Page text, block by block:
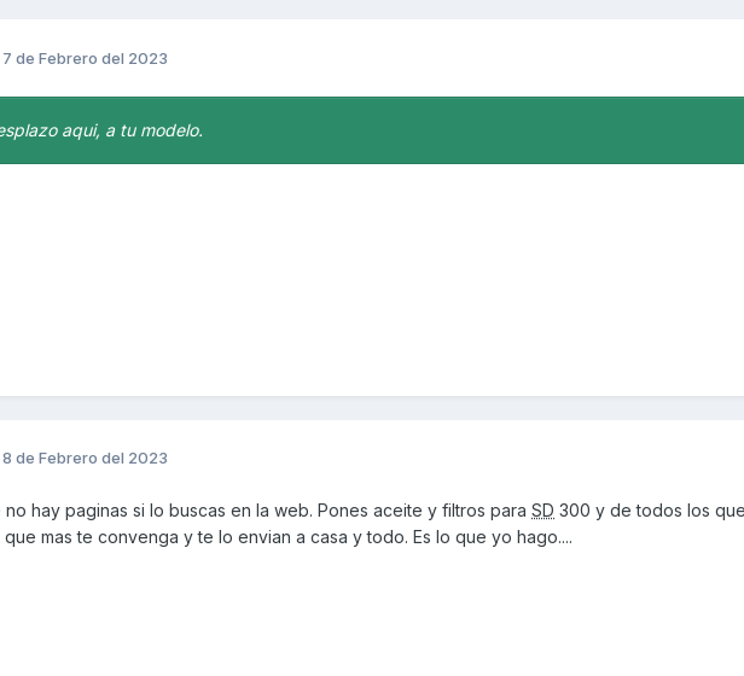
7 de Febrero del 2023
aqui, a tu modelo.
8 de Febrero del 2023
no hay paginas si lo buscas en la web. Pones aceite y filtros para SD 300 y de todos los
mas te convenga y te lo envian a casa y todo. Es lo que yo hago....